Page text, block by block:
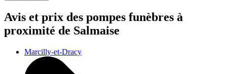
Avis et prix des pompes funèbres à
proximité de Salmaise
Marcilly-et-Dracy